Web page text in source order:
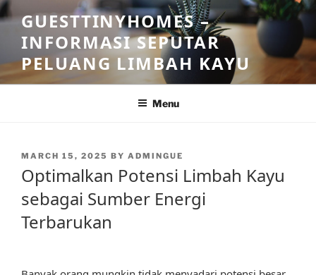
Skip
to
content
GUESTTINYHOMES –
INFORMASI SEPUTAR
PELUANG LIMBAH KAYU
Menu
POSTED
MARCH 15, 2025 BY ADMINGUE
Optimalkan Potensi Limbah Kayu
sebagai Sumber Energi
Terbarukan